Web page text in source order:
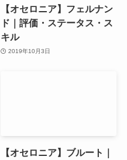
【オセロニア】フェルナン
ド｜評価・ステータス・ス
キル
2019年10月3日
【オセロニア】ブルート｜